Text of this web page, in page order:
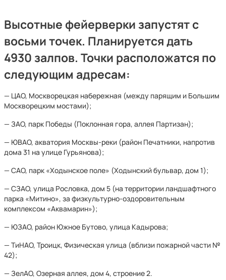
Высотные фейерверкизапустят с
восьми точек. Планируется дать
4930 залпов. Точки расположатся по
следующим адресам:
— ЦАО, Москворецкая набережная (между парящим и Большим
Москворецким мостами);
— ЗАО, парк Победы (Поклонная гора, аллея Партизан);
— ЮВАО, акватория Москвы-реки (район Печатники, напротив
дома 31 на улице Гурьянова);
— САО, парк «Ходынское поле» (Ходынский бульвар, дом 1);
— СЗАО, улица Рословка, дом 5 (на территории ландшафтного
парка «Митино», за физкультурно-оздоровительным
комплексом «Аквамарин»);
— ЮЗАО, район Южное Бутово, улица Кадырова;
— ТиНАО, Троицк, Физическая улица (вблизи пожарной части №
42);
— ЗелАО, Озерная аллея, дом 4, строение 2.